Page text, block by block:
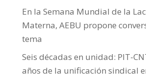
En la Semana Mundial de la
Materna, AEBU propone
tema
Seis décadas en unidad: PIT-
años de la unificación sindical